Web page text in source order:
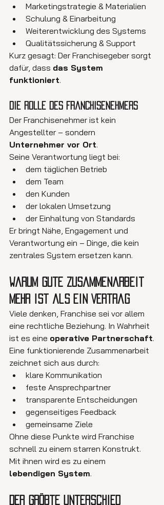
Marketingstrategie & Materialien
Schulung & Einarbeitung
Weiterentwicklung des Systems
Qualitätssicherung & Support
Kurz gesagt: Der Franchisegeber sorgt
dafür, dass das System
funktioniert.
Die Rolle des Franchisenehmers
Der Franchisenehmer ist kein
Angestellter – sondern
Unternehmer vor Ort.
Seine Verantwortung liegt bei:
dem täglichen Betrieb
dem Team
den Kunden
der lokalen Umsetzung
der Einhaltung von Standards
Er bringt Nähe, Engagement und
Verantwortung ein – Dinge, die kein
zentrales System ersetzen kann.
Warum gute Zusammenarbeit
mehr ist als ein Vertrag
Viele denken, Franchise sei vor allem
eine rechtliche Beziehung. In Wahrheit
ist es eine operative Partnerschaft.
Eine funktionierende Zusammenarbeit
zeichnet sich aus durch:
klare Kommunikation
feste Ansprechpartner
transparente Entscheidungen
gegenseitiges Feedback
gemeinsame Ziele
Ohne diese Punkte wird Franchise
schnell zu einem starren Konstrukt.
Mit ihnen wird es zu einem
lebendigen System.
Der größte Unterschied